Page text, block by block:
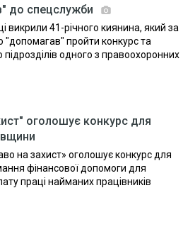
до спецслужби
викрили 41-річного киянина, який за
"допомагав" пройти конкурс та
одного з правоохоронних
оголошує конкурс для
на захист» оголошує конкурс для
фінансової допомоги для
праці найманих працівників